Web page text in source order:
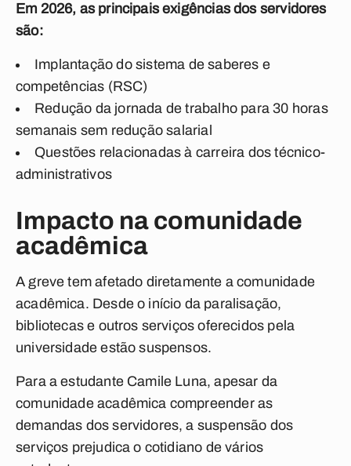
Em 2026, as principais exigências dos servidores
são:
Implantação do sistema de saberes e
competências (RSC)
Redução da jornada de trabalho para 30 horas
semanais sem redução salarial
Questões relacionadas à carreira dos técnico-
administrativos
Impacto na comunidade
acadêmica
A greve tem afetado diretamente a comunidade
acadêmica. Desde o início da paralisação,
bibliotecas e outros serviços oferecidos pela
universidade estão suspensos.
Para a estudante Camile Luna, apesar da
comunidade acadêmica compreender as
demandas dos servidores, a suspensão dos
serviços prejudica o cotidiano de vários